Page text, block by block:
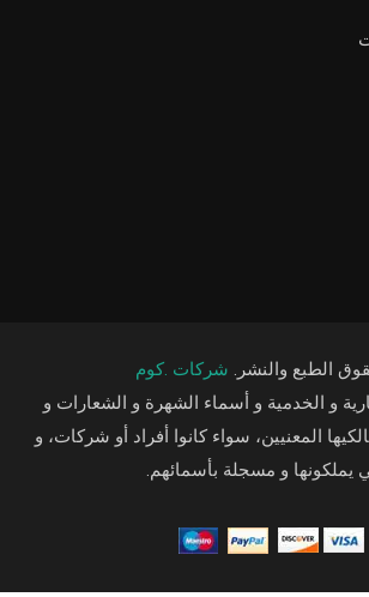
الطبع والنشر. شركات .كوم
و الخدمية و أسماء الشهرة و الشعارات و
المعنيين، سواء كانوا أفراد أو شركات، و
يملكونها و مسجلة بأسمائهم.